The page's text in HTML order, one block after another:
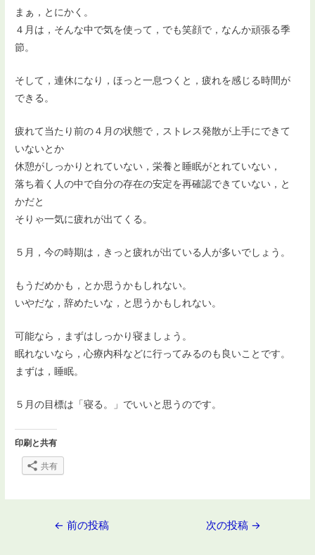
まぁ，とにかく。
４月は，そんな中で気を使って，でも笑顔で，なんか頑張る季
節。
そして，連休になり，ほっと一息つくと，疲れを感じる時間が
できる。
疲れて当たり前の４月の状態で，ストレス発散が上手にできて
いないとか
休憩がしっかりとれていない，栄養と睡眠がとれていない，
落ち着く人の中で自分の存在の安定を再確認できていない，と
かだと
そりゃ一気に疲れが出てくる。
５月，今の時期は，きっと疲れが出ている人が多いでしょう。
もうだめかも，とか思うかもしれない。
いやだな，辞めたいな，と思うかもしれない。
可能なら，まずはしっかり寝ましょう。
眠れないなら，心療内科などに行ってみるのも良いことです。
まずは，睡眠。
５月の目標は「寝る。」でいいと思うのです。
印刷と共有
共有
← 前の投稿 次の投稿 →